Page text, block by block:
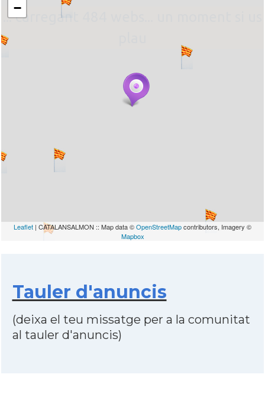
... carregant 484 webs... un moment si us
−
Leaflet | CATALANSALMON :: Map data ©OpenStreetMapcontributors, Imagery ©
Mapbox
Tauler d'anuncis
(deixa el teu missatge per a la comunitat
al tauler d'anuncis)